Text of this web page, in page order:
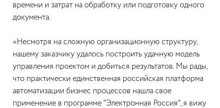
времени и затрат на обработку или подготовку одного
документа.
«Несмотря на сложную организационную структуру,
нашему заказчику удалось построить удачную модель
управления проектом и добиться результатов. Мы рады,
что практически единственная российская платформа
автоматизации бизнес процессов нашла свое
применение в программе "Электронная Россия", я вижу